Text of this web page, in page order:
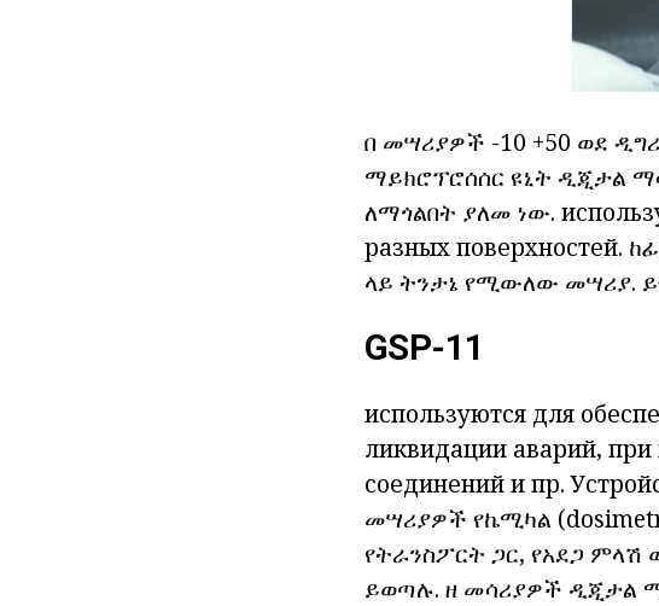
በ መሣሪያዎች -10 +50 ወደ
ማይክሮፕሮሰሰር ዩኒት ዲጂታል
ለማጎልበት ያለመ ነው.
разных поверхностей.
ላይ ትንታኔ የሚውለው መሣሪያ.
GSP-11
используются для
ликвидации аварий,
соединений и пр.
መሣሪያዎች የኬሚካል
የትራንስፖርት ጋር, የአደጋ
ይወጣሉ. ዘ መሳሪያዎች ዲጂታል